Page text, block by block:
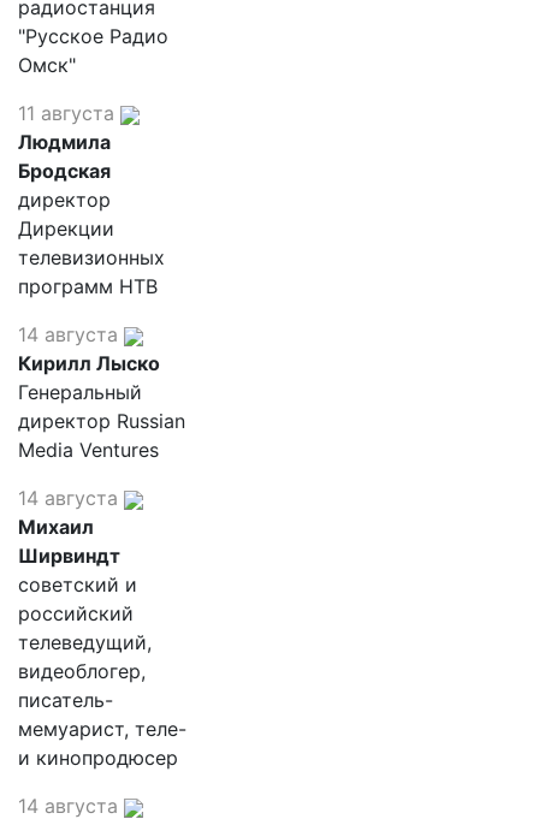
радиостанция
"Русское Радио
Омск"
11 августа
Людмила
Бродская
директор
Дирекции
телевизионных
программ НТВ
14 августа
Кирилл Лыско
Генеральный
директор Russian
Media Ventures
14 августа
Михаил
Ширвиндт
советский и
российский
телеведущий,
видеоблогер,
писатель-
мемуарист, теле-
и кинопродюсер
14 августа